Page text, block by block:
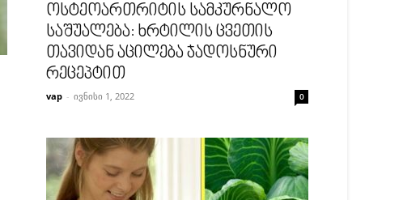
ოსტეოართრიტის სამკურნალო
საშუალება: ხრტილის ცვეთის
თავიდან აცილება ჯადოსნური
რეცეპტით
vap - ივნისი 1, 2022 0